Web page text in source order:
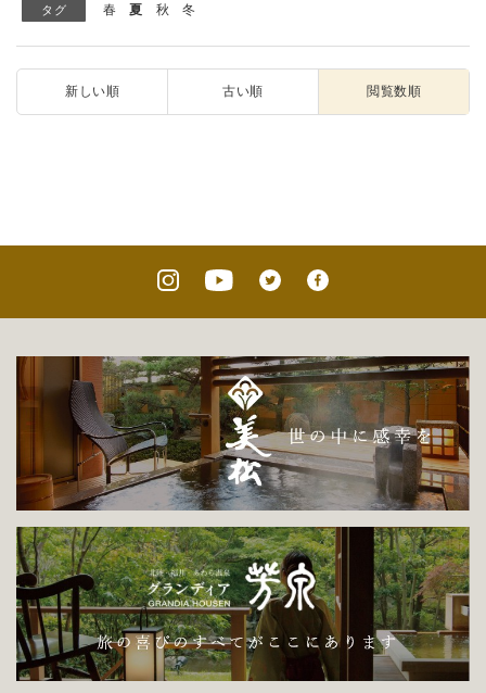
タグ 春 夏 秋 冬
新しい順 古い順 閲覧数順